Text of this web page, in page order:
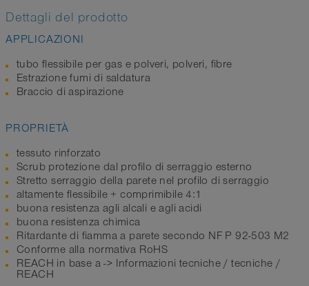
Dettagli del prodotto
APPLICAZIONI
tubo flessibile per gas e polveri, polveri, fibre
Estrazione fumi di saldatura
Braccio di aspirazione
PROPRIETÀ
tessuto rinforzato
Scrub protezione dal profilo di serraggio esterno
Stretto serraggio della parete nel profilo di serraggio
altamente flessibile + comprimibile 4:1
buona resistenza agli alcali e agli acidi
buona resistenza chimica
Ritardante di fiamma a parete secondo NF P 92-503 M2
Conforme alla normativa RoHS
REACH in base a -> Informazioni tecniche / tecniche /
REACH